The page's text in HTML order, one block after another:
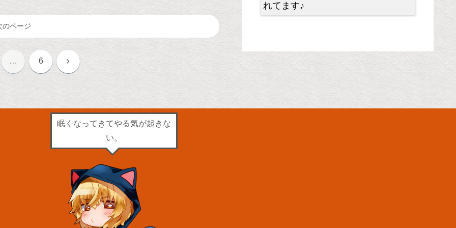
のページ
… 6 次
れてます♪
眠くなってきてやる気が起きな
い。